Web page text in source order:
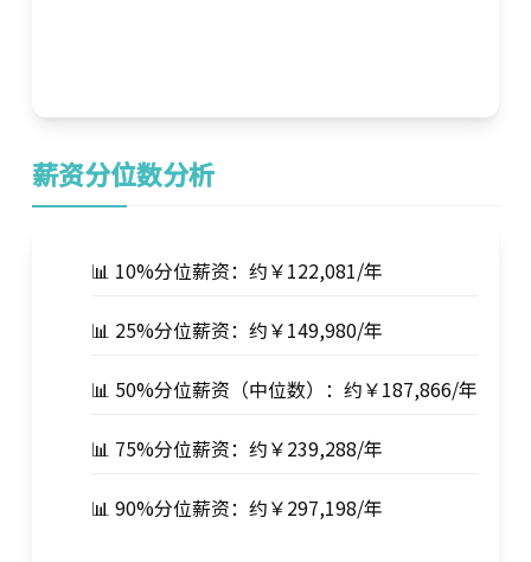
薪资分位数分析
📊 10%分位薪资：约￥122,081/年
📊 25%分位薪资：约￥149,980/年
📊 50%分位薪资（中位数）：约￥187,866/年
📊 75%分位薪资：约￥239,288/年
📊 90%分位薪资：约￥297,198/年